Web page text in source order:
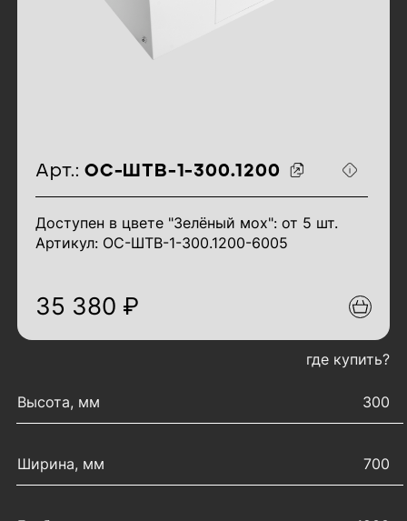
идентификаторы товара
Арт.: ОС-ШТВ-1-300.1200
Доступен в цвете "Зелёный мох": от 5 шт.
Артикул: ОС-ШТВ-1-300.1200-6005
35 380 ₽
где купить?
Высота, мм
300
Ширина, мм 700